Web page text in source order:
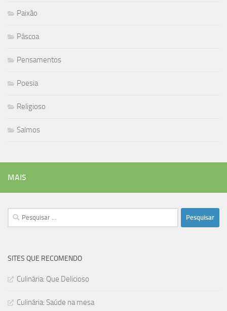
Paixão
Páscoa
Pensamentos
Poesia
Religioso
Salmos
MAIS
Pesquisar
por:
SITES QUE RECOMENDO
Culinária: Que Delicioso
Culinária: Saúde na mesa